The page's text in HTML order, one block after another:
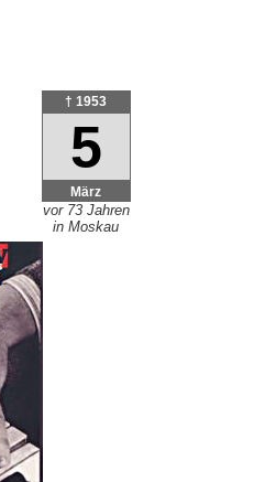
† 1953
5
März
vor 73 Jahren
in Moskau